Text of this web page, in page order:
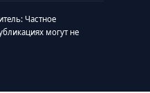
Частное
могут не